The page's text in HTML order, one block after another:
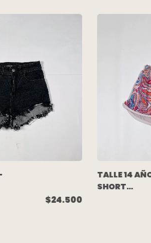
$24.500
TALLE 14
SHORT